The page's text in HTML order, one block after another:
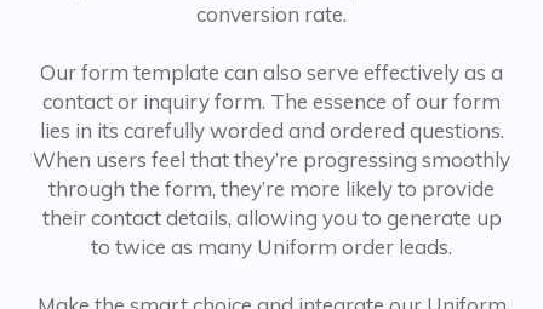
conversion rate.
Our form template can also serve effectively as a
contact or inquiry form. The essence of our form
lies in its carefully worded and ordered questions.
When users feel that they’re progressing smoothly
through the form, they’re more likely to provide
their contact details, allowing you to generate up
to twice as many Uniform order leads.